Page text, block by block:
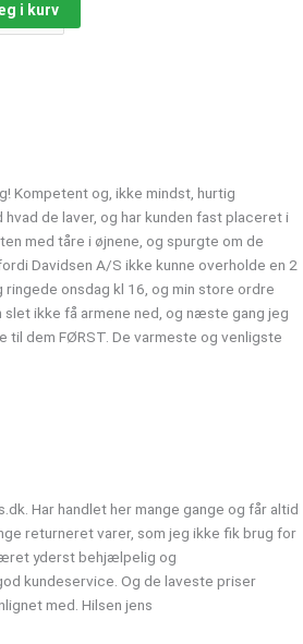
i kurv
Kompetent og, ikke mindst, hurtig
de laver, og har kunden fast placeret i
med tåre i øjnene, og spurgte om de
Davidsen A/S ikke kunne overholde en 2
onsdag kl 16, og min store ordre
slet ikke få armene ned, og næste gang jeg
til dem FØRST. De varmeste og venligste
Har handlet her mange gange og får altid
returneret varer, som jeg ikke fik brug for
yderst behjælpelig og
kundeservice. Og de laveste priser
med. Hilsen jens